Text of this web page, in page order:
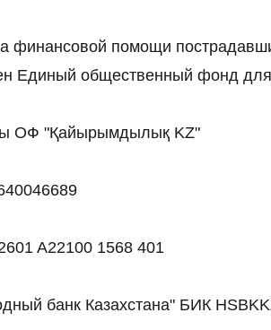
финансовой помощи
Единый общественный фонд
ОФ "Қайырымдылық KZ"
A22100 1568 401
банк Казахстана" БИК